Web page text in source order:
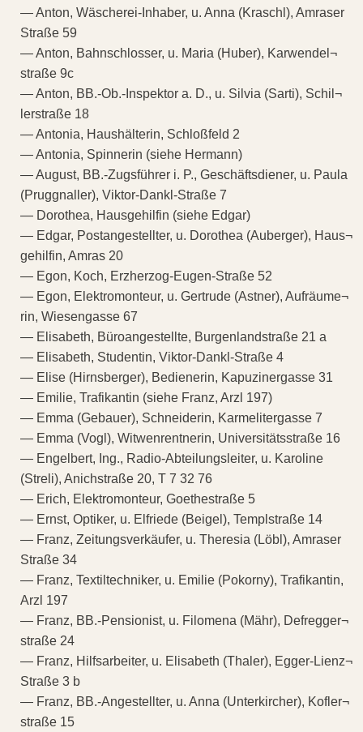
— Anton, Wäscherei-Inhaber, u. Anna (Kraschl), Amraser
Straße 59
— Anton, Bahnschlosser, u. Maria (Huber), Karwendel¬
straße 9c
— Anton, BB.-Ob.-Inspektor a. D., u. Silvia (Sarti), Schil¬
lerstraße 18
— Antonia, Haushälterin, Schloßfeld 2
— Antonia, Spinnerin (siehe Hermann)
— August, BB.-Zugsführer i. P., Geschäftsdiener, u. Paula
(Pruggnaller), Viktor-Dankl-Straße 7
— Dorothea, Hausgehilfin (siehe Edgar)
— Edgar, Postangestellter, u. Dorothea (Auberger), Haus¬
gehilfin, Amras 20
— Egon, Koch, Erzherzog-Eugen-Straße 52
— Egon, Elektromonteur, u. Gertrude (Astner), Aufräume¬
rin, Wiesengasse 67
— Elisabeth, Büroangestellte, Burgenlandstraße 21 a
— Elisabeth, Studentin, Viktor-Dankl-Straße 4
— Elise (Hirnsberger), Bedienerin, Kapuzinergasse 31
— Emilie, Trafikantin (siehe Franz, Arzl 197)
— Emma (Gebauer), Schneiderin, Karmelitergasse 7
— Emma (Vogl), Witwenrentnerin, Universitätsstraße 16
— Engelbert, Ing., Radio-Abteilungsleiter, u. Karoline
(Streli), Anichstraße 20, T 7 32 76
— Erich, Elektromonteur, Goethestraße 5
— Ernst, Optiker, u. Elfriede (Beigel), Templstraße 14
— Franz, Zeitungsverkäufer, u. Theresia (Löbl), Amraser
Straße 34
— Franz, Textiltechniker, u. Emilie (Pokorny), Trafikantin,
Arzl 197
— Franz, BB.-Pensionist, u. Filomena (Mähr), Defregger¬
straße 24
— Franz, Hilfsarbeiter, u. Elisabeth (Thaler), Egger-Lienz¬
Straße 3 b
— Franz, BB.-Angestellter, u. Anna (Unterkircher), Kofler¬
straße 15